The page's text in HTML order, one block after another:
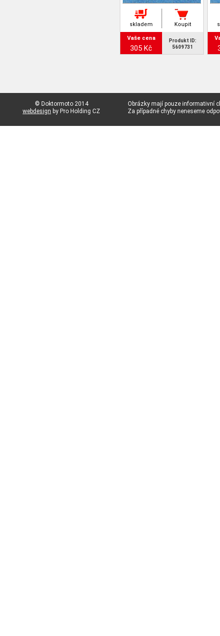
skladem Koupit
Vaše cena
305 Kč
Produkt ID:
5609731
© Doktormoto 2014
webdesign by Pro Holding CZ
Obrázky mají pouze informativní
Za případné chyby neneseme